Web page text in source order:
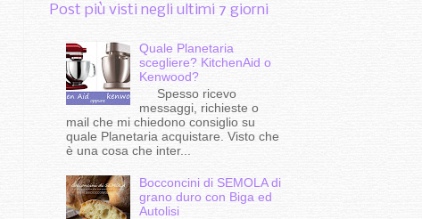
Post più visti negli ultimi 7 giorni
Quale Planetaria
scegliere? KitchenAid o
Kenwood?
Spesso ricevo
messaggi, richieste o
mail che mi chiedono consiglio su
quale Planetaria acquistare. Visto che
è una cosa che inter...
Bocconcini di SEMOLA di
grano duro con Biga ed
Autolisi